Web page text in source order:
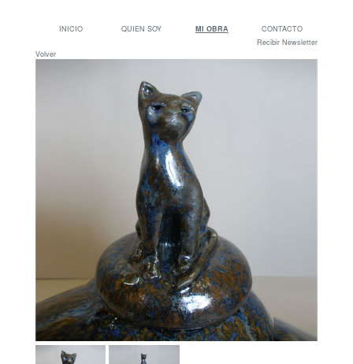
INICIO QUIEN SOY MI OBRA
CONTACTO
Recibir Newsletter
Volver